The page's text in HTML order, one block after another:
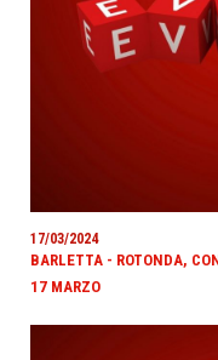
17/03/2024
BARLETTA - ROTONDA,
17 MARZO